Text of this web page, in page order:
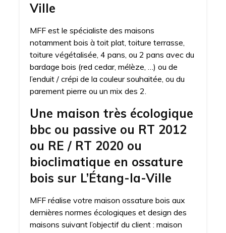
Ville
MFF est le spécialiste des maisons
notamment bois à toit plat, toiture terrasse,
toiture végétalisée, 4 pans, ou 2 pans avec du
bardage bois (red cedar, mélèze, …) ou de
l’enduit / crépi de la couleur souhaitée, ou du
parement pierre ou un mix des 2.
Une maison très écologique
bbc ou passive ou RT 2012
ou RE / RT 2020 ou
bioclimatique en ossature
bois sur L’Étang-la-Ville
MFF réalise votre maison ossature bois aux
dernières normes écologiques et design des
maisons suivant l’objectif du client : maison